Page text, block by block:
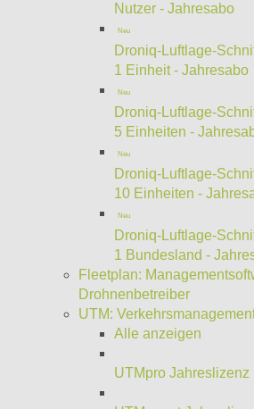
Nutzer - Jahresabo
Neu
Droniq-Luftlage-
1 Einheit - Jahresabo
Neu
Droniq-Luftlage-
5 Einheiten -
Neu
Droniq-Luftlage-
10 Einheiten -
Neu
Droniq-Luftlage-
1 Bundesland -
Fleetplan:
Drohnenbetreiber
UTM:
Alle anzeigen
UTMpro Jahreslizenz